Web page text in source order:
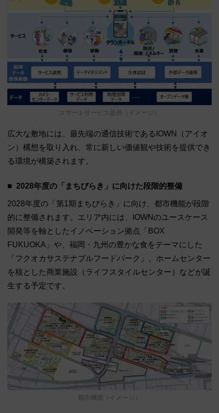
スマートサービス提供（イメージ）
広大な敷地には、最先端の通信技術であるIOWN（アイオ
ン）構想を取り入れ、常に新しい価値観や技術を提供でき
る環境が構築されます。
2028年度の「まちびらき」に向けた段階的整備
2028年度の「第1期まちびらき」に向け、都市機能が段階
的に整備されます。エリア内には、IOWNのユースケース
開発等を軸としたイノベーション拠点「BOX
FUKUOKA」や、福岡・九州の豊かな食をテーマにした
「フクオカサステナブルフードパーク」、ホームセンター
を核とした商業施設（ライフスタイルセンター）などが誕
生する予定です。
都市機能（イメージ）